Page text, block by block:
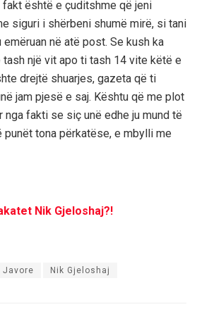
është e çuditshme që jeni
siguri i shërbeni shumë mirë, si tani
në atë post. Se kush ka
tash një vit apo ti tash 14 vite këtë e
drejtë shuarjes, gazeta që ti
jam pjesë e saj. Kështu që me plot
nga fakti se siç unë edhe ju mund të
punët tona përkatëse, e mbylli me
Nik Gjeloshaj?!
Javore Nik Gjeloshaj